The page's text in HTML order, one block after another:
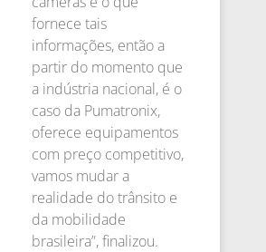
fornece tais
informações, então a
partir do momento que
a indústria nacional, é o
caso da Pumatronix,
oferece equipamentos
com preço competitivo,
vamos mudar a
realidade do trânsito e
da mobilidade
brasileira”, finalizou.